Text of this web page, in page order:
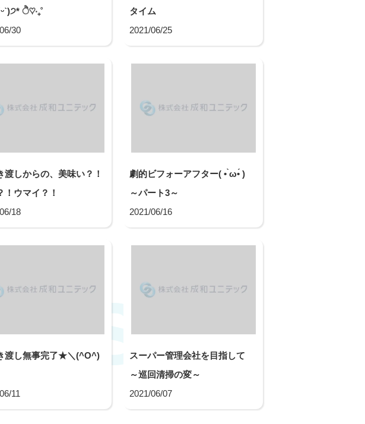
ੈ♡‧₊˚
30
タイム
2021/06/25
渡しからの、美味い？！
！ウマイ？！
18
劇的ビフォーアフター( • ̀ω•́ )ゞ
～パート3～
2021/06/16
渡し無事完了★＼(^O^)
11
スーパー管理会社を目指して
～巡回清掃の変～
2021/06/07